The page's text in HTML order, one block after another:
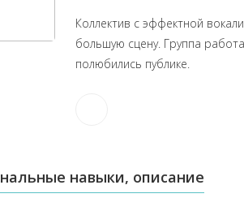
Коллектив с эффектной
большую сцену. Группа
полюбились публике.
навыки, описание